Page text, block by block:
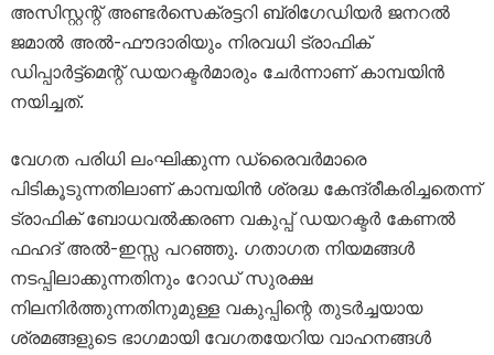
അസിസ്റ്റന്റ് അണ്ടർസെക്രട്ടറി ബ്രിഗേഡിയർ ജനറൽ
ജമാൽ അൽ-ഫൗദാരിയും നിരവധി ട്രാഫിക്
ഡിപ്പാർട്ട്‌മെന്റ് ഡയറക്ടർമാരും ചേർന്നാണ് കാമ്പയിൻ
നയിച്ചത്.
വേഗത പരിധി ലംഘിക്കുന്ന ഡ്രൈവർമാരെ
പിടികൂടുന്നതിലാണ് കാമ്പയിൻ ശ്രദ്ധ കേന്ദ്രീകരിച്ചതെന്ന്
ട്രാഫിക് ബോധവൽക്കരണ വകുപ്പ് ഡയറക്ടർ കേണൽ
ഫഹദ് അൽ-ഇസ്സ പറഞ്ഞു. ഗതാഗത നിയമങ്ങൾ
നടപ്പിലാക്കുന്നതിനും റോഡ് സുരക്ഷ
നിലനിർത്തുന്നതിനുമുള്ള വകുപ്പിന്റെ തുടർച്ചയായ
ശ്രമങ്ങളുടെ ഭാഗമായി വേഗതയേറിയ വാഹനങ്ങൾ